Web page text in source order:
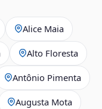
Alice Maia
Alto Floresta
Antônio Pimenta
Augusta Mota